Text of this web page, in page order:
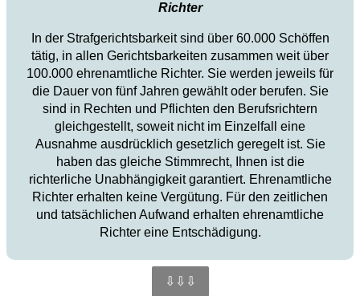
Richter
In der Strafgerichtsbarkeit sind über 60.000 Schöffen
tätig, in allen Gerichtsbarkeiten zusammen weit über
100.000 ehrenamtliche Richter. Sie werden jeweils für
die Dauer von fünf Jahren gewählt oder berufen. Sie
sind in Rechten und Pflichten den Berufsrichtern
gleichgestellt, soweit nicht im Einzelfall eine
Ausnahme ausdrücklich gesetzlich geregelt ist. Sie
haben das gleiche Stimmrecht, Ihnen ist die
richterliche Unabhängigkeit garantiert. Ehrenamtliche
Richter erhalten keine Vergütung. Für den zeitlichen
und tatsächlichen Aufwand erhalten ehrenamtliche
Richter eine Entschädigung.
⇩⇩⇩